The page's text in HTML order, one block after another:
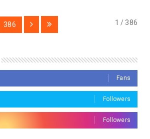
1 / 386
386
Fans
Followers
Followers